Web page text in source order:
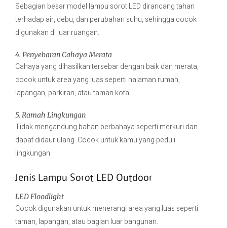
Sebagian besar model lampu sorot LED dirancang tahan
terhadap air, debu, dan perubahan suhu, sehingga cocok
digunakan di luar ruangan.
4. Penyebaran Cahaya Merata
Cahaya yang dihasilkan tersebar dengan baik dan merata,
cocok untuk area yang luas seperti halaman rumah,
lapangan, parkiran, atau taman kota.
5. Ramah Lingkungan
Tidak mengandung bahan berbahaya seperti merkuri dan
dapat didaur ulang. Cocok untuk kamu yang peduli
lingkungan.
Jenis Lampu Sorot LED Outdoor
LED Floodlight
Cocok digunakan untuk menerangi area yang luas seperti
taman, lapangan, atau bagian luar bangunan.